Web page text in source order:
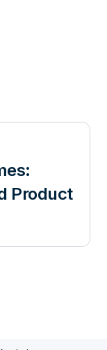
Product